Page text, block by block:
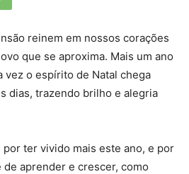
reinem em nossos corações
que se aproxima. Mais um ano
vez o espírito de Natal chega
dias, trazendo brilho e alegria
ter vivido mais este ano, e por
aprender e crescer, como